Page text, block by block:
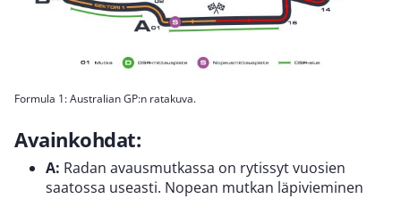
Formula 1: Australian GP:n ratakuva.
Avainkohdat:
A: Radan avausmutkassa on rytissyt vuosien
saatossa useasti. Nopean mutkan läpivieminen